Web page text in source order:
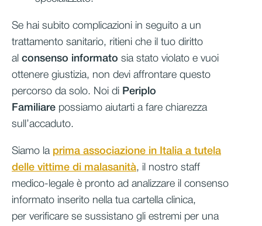
Se hai subito complicazioni in seguito a un
trattamento sanitario, ritieni che il tuo diritto
al consenso informato sia stato violato e vuoi
ottenere giustizia, non devi affrontare questo
percorso da solo. Noi di Periplo
Familiare possiamo aiutarti a fare chiarezza
sull’accaduto.
Siamo la prima associazione in Italia a tutela
delle vittime di malasanità, il nostro staff
medico-legale è pronto ad analizzare il consenso
informato inserito nella tua cartella clinica,
per verificare se sussistano gli estremi per una